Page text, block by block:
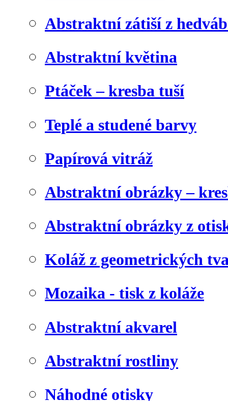
Abstraktní zátiší z
Abstraktní květina
Ptáček – kresba tuší
Teplé a studené barvy
Papírová vitráž
Abstraktní obrázky –
Abstraktní obrázky z
Koláž z geometrických
Mozaika - tisk z koláže
Abstraktní akvarel
Abstraktní rostliny
Náhodné otisky